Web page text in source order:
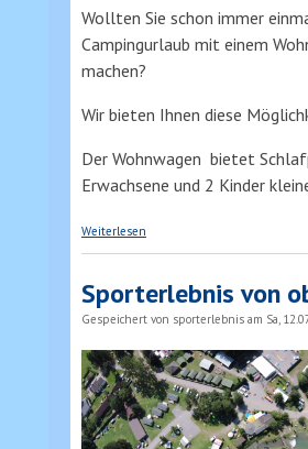
Wollten Sie schon immer
Campingurlaub mit einem
machen?
Wir bieten Ihnen diese
Der Wohnwagen bietet
Erwachsene und 2 Kinder
Weiterlesen
Sporterlebnis von
Gespeichert von sporterlebnis am Sa,